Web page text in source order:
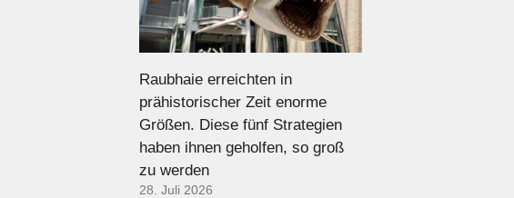
Raubhaie erreichten in
prähistorischer Zeit enorme
Größen. Diese fünf Strategien
haben ihnen geholfen, so groß
zu werden
28. Juli 2026